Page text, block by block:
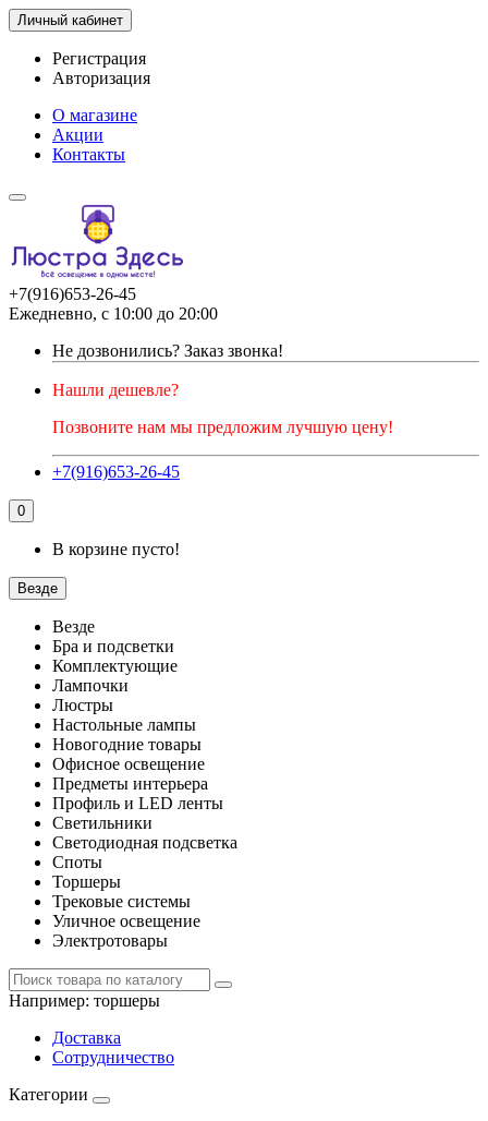
Личный кабинет
Регистрация
Авторизация
О магазине
Акции
Контакты
+7(916)653-26-45
Ежедневно, с 10:00 до 20:00
Не дозвонились? Заказ звонка!
Нашли дешевле?
Позвоните нам мы предложим лучшую цену!
+7(916)653-26-45
0
В корзине пусто!
Везде
Везде
Бра и подсветки
Комплектующие
Лампочки
Люстры
Настольные лампы
Новогодние товары
Офисное освещение
Предметы интерьера
Профиль и LED ленты
Светильники
Светодиодная подсветка
Споты
Торшеры
Трековые системы
Уличное освещение
Электротовары
Например: торшеры
Доставка
Сотрудничество
Категории